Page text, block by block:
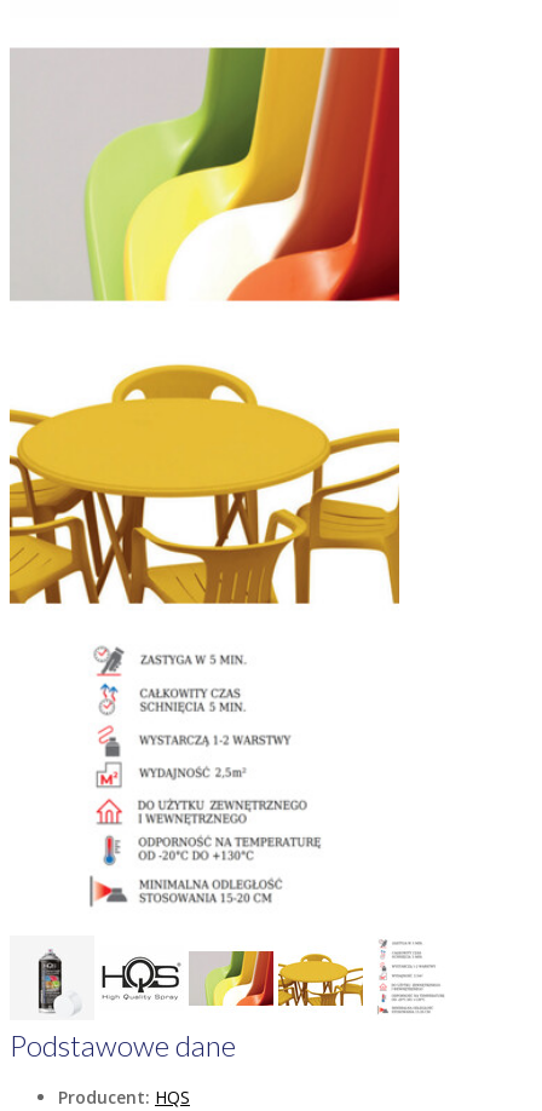
Podstawowe dane
Producent: HQS